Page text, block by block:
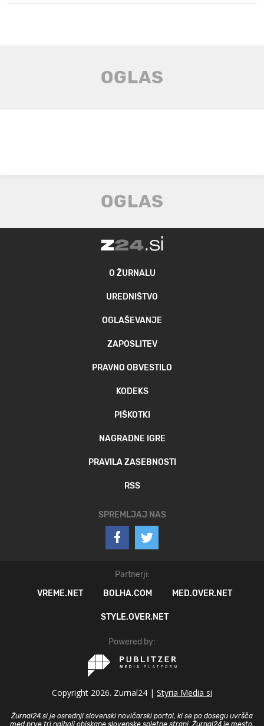
O ŽURNALU
UREDNIŠTVO
OGLAŠEVANJE
ZAPOSLITEV
PRAVNO OBVESTILO
KODEKS
PIŠKOTKI
NAGRADNE IGRE
PRAVILA ZASEBNOSTI
RSS
SPREMLJAJ NAS
Partnerji:
VREME.NET
BOLHA.COM MED.OVER.NET
STYLE.OVER.NET
Powered by:
Copyright 2026. Zurnal24 | Styria Media si
Žurnal24.si je osrednji slovenski novičarski portal, ki se po dosegu uvršča
med prve tri najbolj obiskane slovenske spletne strani. Žurnal24 je mesto,